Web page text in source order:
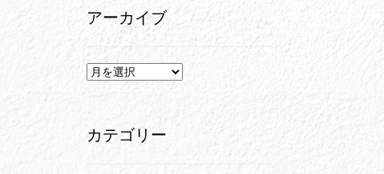
アーカイブ
ア
ブ
カテゴリー